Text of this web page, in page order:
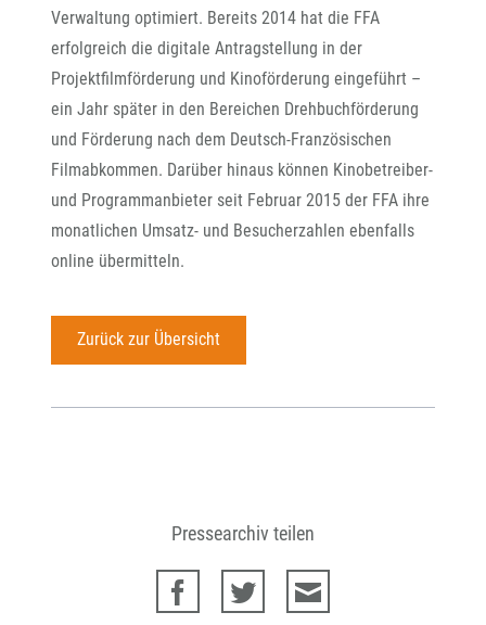
Verwaltung optimiert. Bereits 2014 hat die FFA
erfolgreich die digitale Antragstellung in der
Projektfilmförderung und Kinoförderung eingeführt –
ein Jahr später in den Bereichen Drehbuchförderung
und Förderung nach dem Deutsch-Französischen
Filmabkommen. Darüber hinaus können Kinobetreiber-
und Programmanbieter seit Februar 2015 der FFA ihre
monatlichen Umsatz- und Besucherzahlen ebenfalls
online übermitteln.
Zurück zur Übersicht
Pressearchiv teilen